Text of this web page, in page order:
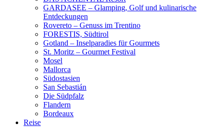
GARDASEE – Glamping, Golf und kulinarische
Entdeckungen
Rovereto – Genuss im Trentino
FORESTIS, Südtirol
Gotland – Inselparadies für Gourmets
St. Moritz – Gourmet Festival
Mosel
Mallorca
Südostasien
San Sebastián
Die Südpfalz
Flandern
Bordeaux
Reise